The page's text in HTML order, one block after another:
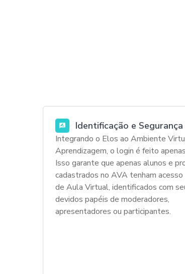
Identificação e Segurança
Integrando o Elos ao Ambiente
Aprendizagem, o login é feito
Isso garante que apenas alunos e
cadastrados no AVA tenham acesso
de Aula Virtual, identificados com
devidos papéis de moderadores,
apresentadores ou participantes.